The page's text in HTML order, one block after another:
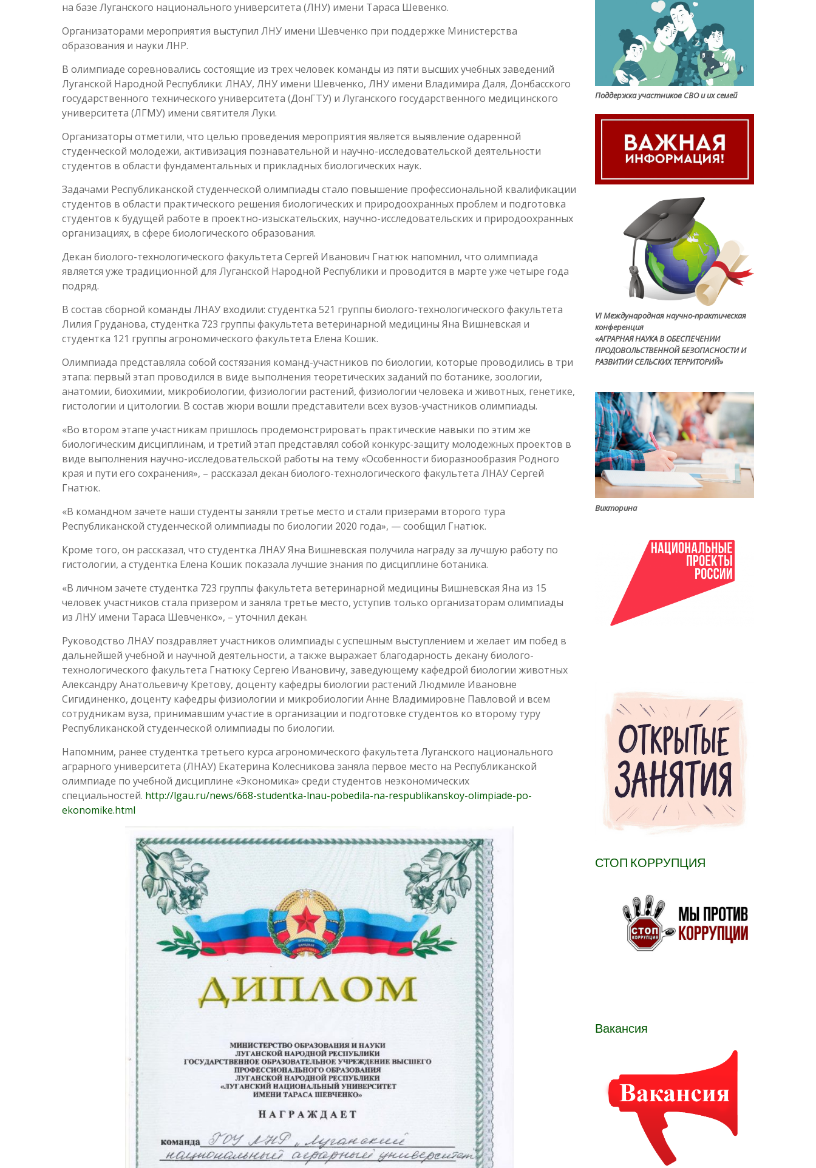
на базе Луганского национального университета (ЛНУ) имени Тараса Шевенко.
Организаторами мероприятия выступил ЛНУ имени Шевченко при поддержке Министерства
образования и науки ЛНР.
В олимпиаде соревновались состоящие из трех человек команды из пяти высших учебных заведений
Луганской Народной Республики: ЛНАУ, ЛНУ имени Шевченко, ЛНУ имени Владимира Даля, Донбасского
государственного технического университета (ДонГТУ) и Луганского государственного медицинского
университета (ЛГМУ) имени святителя Луки.
Организаторы отметили, что целью проведения мероприятия является выявление одаренной
студенческой молодежи, активизация познавательной и научно-исследовательской деятельности
студентов в области фундаментальных и прикладных биологических наук.
Задачами Республиканской студенческой олимпиады стало повышение профессиональной квалификации
студентов в области практического решения биологических и природоохранных проблем и подготовка
студентов к будущей работе в проектно-изыскательских, научно-исследовательских и природоохранных
организациях, в сфере биологического образования.
Декан биолого-технологического факультета Сергей Иванович Гнатюк напомнил, что олимпиада
является уже традиционной для Луганской Народной Республики и проводится в марте уже четыре года
подряд.
В состав сборной команды ЛНАУ входили: студентка 521 группы биолого-технологического факультета
Лилия Груданова, студентка 723 группы факультета ветеринарной медицины Яна Вишневская и
студентка 121 группы агрономического факультета Елена Кошик.
Олимпиада представляла собой состязания команд-участников по биологии, которые проводились в три
этапа: первый этап проводился в виде выполнения теоретических заданий по ботанике, зоологии,
анатомии, биохимии, микробиологии, физиологии растений, физиологии человека и животных, генетике,
гистологии и цитологии. В состав жюри вошли представители всех вузов-участников олимпиады.
«Во втором этапе участникам пришлось продемонстрировать практические навыки по этим же
биологическим дисциплинам, и третий этап представлял собой конкурс-защиту молодежных проектов в
виде выполнения научно-исследовательской работы на тему «Особенности биоразнообразия Родного
края и пути его сохранения», – рассказал декан биолого-технологического факультета ЛНАУ Сергей
Гнатюк.
«В командном зачете наши студенты заняли третье место и стали призерами второго тура
Республиканской студенческой олимпиады по биологии 2020 года», — сообщил Гнатюк.
Кроме того, он рассказал, что студентка ЛНАУ Яна Вишневская получила награду за лучшую работу по
гистологии, а студентка Елена Кошик показала лучшие знания по дисциплине ботаника.
«В личном зачете студентка 723 группы факультета ветеринарной медицины Вишневская Яна из 15
человек участников стала призером и заняла третье место, уступив только организаторам олимпиады
из ЛНУ имени Тараса Шевченко», – уточнил декан.
Руководство ЛНАУ поздравляет участников олимпиады с успешным выступлением и желает им побед в
дальнейшей учебной и научной деятельности, а также выражает благодарность декану биолого-
технологического факультета Гнатюку Сергею Ивановичу, заведующему кафедрой биологии животных
Александру Анатольевичу Кретову, доценту кафедры биологии растений Людмиле Ивановне
Сигидиненко, доценту кафедры физиологии и микробиологии Анне Владимировне Павловой и всем
сотрудникам вуза, принимавшим участие в организации и подготовке студентов ко второму туру
Республиканской студенческой олимпиады по биологии.
Напомним, ранее студентка третьего курса агрономического факультета Луганского национального
аграрного университета (ЛНАУ) Екатерина Колесникова заняла первое место на Республиканской
олимпиаде по учебной дисциплине «Экономика» среди студентов неэкономических
специальностей. http://lgau.ru/news/668-studentka-lnau-pobedila-na-respublikanskoy-olimpiade-po-
ekonomike.html
Поддержка участников СВО и их семей
VI Международная научно-практическая
конференция
«АГРАРНАЯ НАУКА В ОБЕСПЕЧЕНИИ
ПРОДОВОЛЬСТВЕННОЙ БЕЗОПАСНОСТИ И
РАЗВИТИИ СЕЛЬСКИХ ТЕРРИТОРИЙ»
Викторина
СТОП КОРРУПЦИЯ
Вакансия